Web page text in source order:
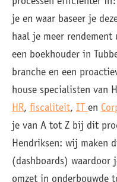
je en waar baseer je
haal je meer
een boekhouder in
branche en een
house specialisten van
HR, fiscaliteit, IT en
je van A tot Z bij dit
Hendriksen: wij maken
(dashboards) waardoor
omzet in onderbouwde